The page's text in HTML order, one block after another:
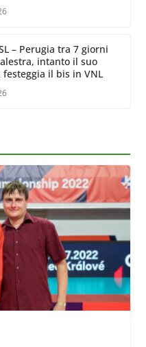
– Perugia tra 7 giorni
intanto il suo
festeggia il bis in VNL